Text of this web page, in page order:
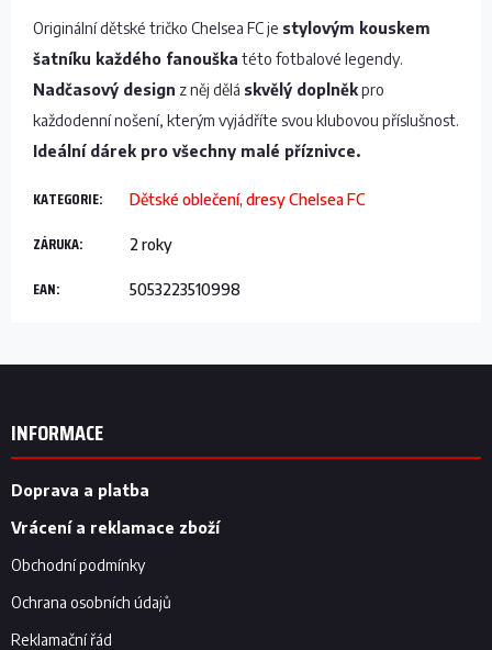
Originální dětské tričko Chelsea FC je stylovým kouskem
šatníku každého fanouška této fotbalové legendy.
Nadčasový design z něj dělá skvělý doplněkpro
každodenní nošení, kterým vyjádříte svou klubovou příslušnost.
Ideální dárek pro všechny malé příznivce.
KATEGORIE: Dětské oblečení, dresy Chelsea FC
ZÁRUKA: 2 roky
EAN: 5053223510998
Z
INFORMACE
Doprava a platba
Vrácení a reklamace zboží
Obchodní podmínky
Ochrana osobních údajů
Reklamační řád